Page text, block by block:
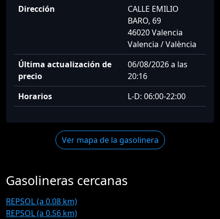
Dirección
CALLE EMILIO
BARO, 69
46020 Valencia
Valencia / València
Última actualización de
precio
06/08/2026 a las
20:16
Horarios
L-D: 06:00-22:00
Ver mapa de la gasolinera
Gasolineras cercanas
REPSOL (a 0.08 km)
REPSOL (a 0.56 km)